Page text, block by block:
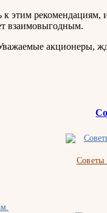
к этим рекомендациям,
взаимовыгодным.
акционеры,
Советы